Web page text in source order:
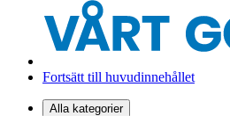
Fortsätt till huvudinnehållet
Alla kategorier